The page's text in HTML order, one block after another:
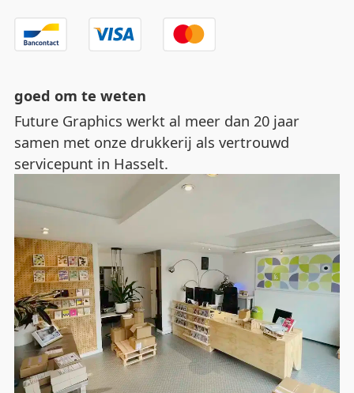
goed om te weten
Future Graphics werkt al meer dan 20 jaar
samen met onze drukkerij als vertrouwd
servicepunt in Hasselt.